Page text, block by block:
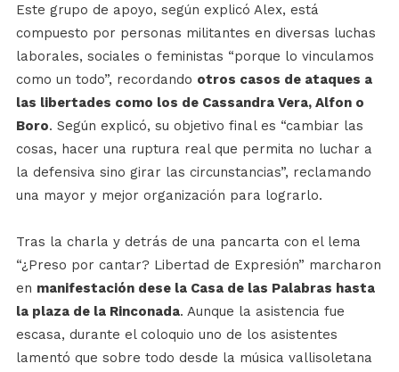
Este grupo de apoyo, según explicó Alex, está
compuesto por personas militantes en diversas luchas
laborales, sociales o feministas “porque lo vinculamos
como un todo”, recordando otros casos de ataques a
las libertades como los de Cassandra Vera, Alfon o
Boro. Según explicó, su objetivo final es “cambiar las
cosas, hacer una ruptura real que permita no luchar a
la defensiva sino girar las circunstancias”, reclamando
una mayor y mejor organización para lograrlo.
Tras la charla y detrás de una pancarta con el lema
“¿Preso por cantar? Libertad de Expresión” marcharon
en manifestación dese la Casa de las Palabras hasta
la plaza de la Rinconada. Aunque la asistencia fue
escasa, durante el coloquio uno de los asistentes
lamentó que sobre todo desde la música vallisoletana